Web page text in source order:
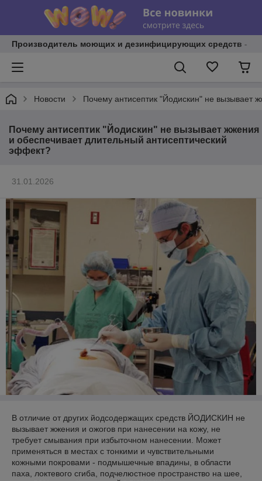
Производитель моющих и дезинфицирующих средств -
Новости Почему антисептик "Йодискин" не вызывает
Почему антисептик "Йодискин" не вызывает жжения
и обеспечивает длительный антисептический
эффект?
31.01.2026
В отличие от других йодсодержащих средств ЙОДИСКИН не
вызывает жжения и ожогов при нанесении на кожу, не
требует смывания при избыточном нанесении. Может
применяться в местах с тонкими и чувствительными
кожными покровами - подмышечные впадины, в области
паха, локтевого сгиба, подчелюстное пространство на шее,